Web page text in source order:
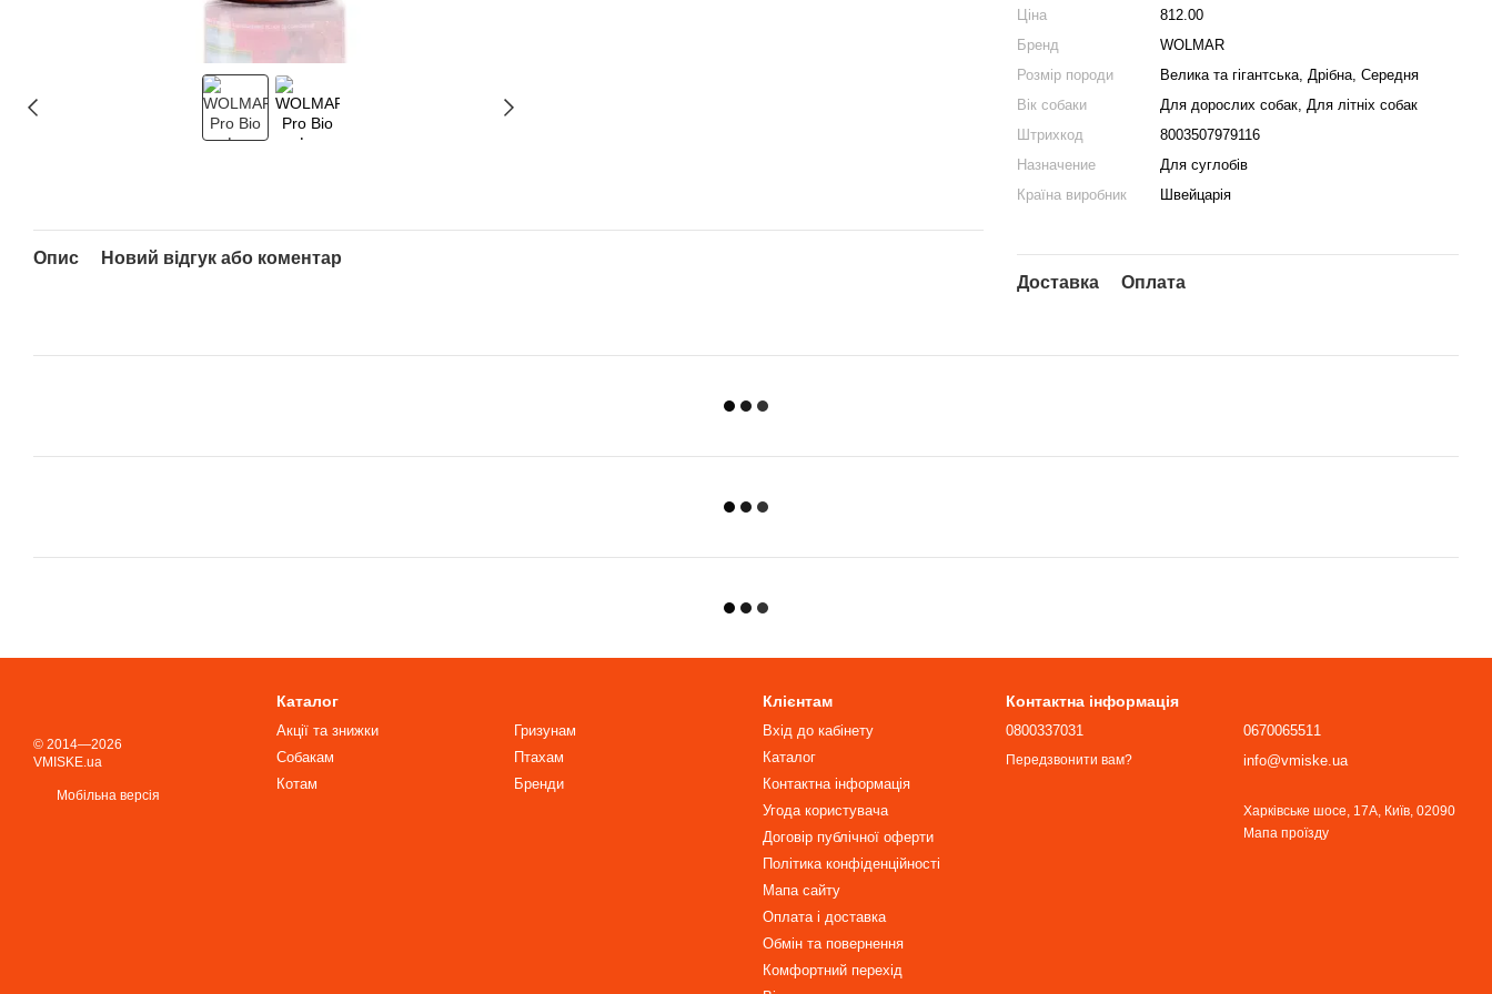
Ціна
812.00
Бренд
WOLMAR
Розмір породи
Велика та гігантська, Дрібна, Середня
Вік собаки
Для дорослих собак, Для літніх собак
Штрихкод
8003507979116
Назначение
Для суглобів
Країна виробник
Швейцарія
Доставка Оплата
Опис Новий відгук або коментар
© 2014—2026
VMISKE.ua
Мобільна версія
Каталог
Акції та знижки
Собакам
Котам
Гризунам
Птахам
Бренди
Клієнтам
Вхід до кабінету
Каталог
Контактна інформація
Угода користувача
Договір публічної оферти
Політика конфіденційності
Мапа сайту
Оплата і доставка
Обмін та повернення
Комфортний перехід
Контактна інформація
0800337031
Передзвонити вам?
0670065511
info@vmiske.ua
Харківське шосе, 17А, Київ, 02090
Мапа проїзду